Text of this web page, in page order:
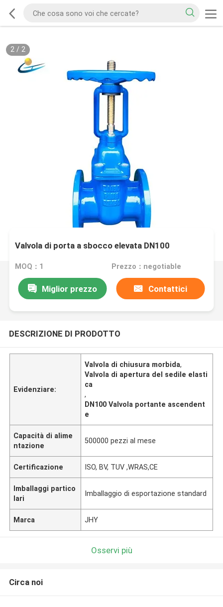
2/ 2
Valvola di porta a sbocco elevata DN100
MOQ：1 Prezzo：negotiable
Miglior prezzo Contattici
DESCRIZIONE DI PRODOTTO
Evidenziare:
Valvola di chiusura morbida,
Valvola di apertura del sedile elasti
ca
,
DN100 Valvola portante ascendent
e
Capacità di alime
ntazione
500000 pezzi al mese
Certificazione ISO, BV, TUV ,WRAS,CE
Imballaggi partico
lari
Imballaggio di esportazione standard
Marca JHY
Osservi più
Circa noi